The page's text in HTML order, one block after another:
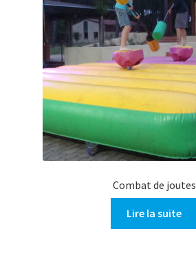
Combat de joutes
Lire la suite